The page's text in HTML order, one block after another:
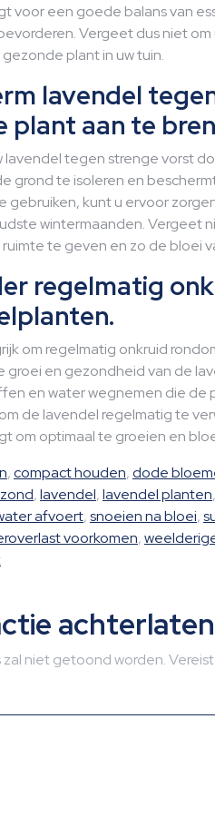
voor een goede balans van
Vergeet dus niet
plant in uw tuin.
lavendel
plant aan te
lavendel tegen strenge vorst
grond te isoleren en
gebruiken, kunt u ervoor
wintermaanden. Vergeet
te geven en zo de bloei
regelmatig
om regelmatig onkruid
groei en gezondheid van de
en water wegnemen die
de lavendel regelmatig te
om optimaal te groeien en
,compact houden,dode
,lavendel,lavendel planten,
afvoert,snoeien na bloei,
voorkomen,
achterlaten
niet getoond worden.